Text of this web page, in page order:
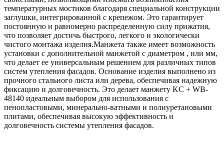
температурных мостиков благодаря специальной конструкции
заглушки, интегрированной с крепежом. Это гарантирует
постоянную и равномерно распределенную силу прижатия,
что позволяет достичь быстрого, легкого и экологически
чистого монтажа изделия.Манжета также имеет возможность
установки с дополнительной манжетой с диаметром , или мм,
что делает ее универсальным решением для различных типов
систем утепления фасадов. Основание изделия выполнено из
прочного стального листа или дерева, обеспечивая надежную
фиксацию и долговечность. Это делает манжету KC + WB-
48140 идеальным выбором для использования с
пенопластовыми, минерально-ватными и полиуретановыми
плитами, обеспечивая высокую эффективность и
долговечность системы утепления фасадов.